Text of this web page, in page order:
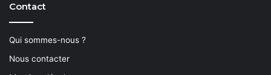
Contact
Qui sommes-nous ?
Nous contacter